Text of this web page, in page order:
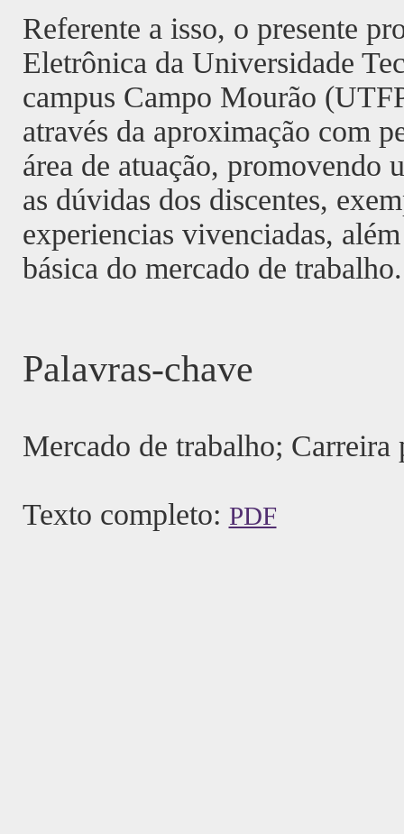
Referente a isso, o presente
Eletrônica da Universidade
campus Campo Mourão
através da aproximação com
área de atuação, promovendo
as dúvidas dos discentes,
experiencias vivenciadas,
básica do mercado de trabalho.
Palavras-chave
Mercado de trabalho;
Texto completo: PDF